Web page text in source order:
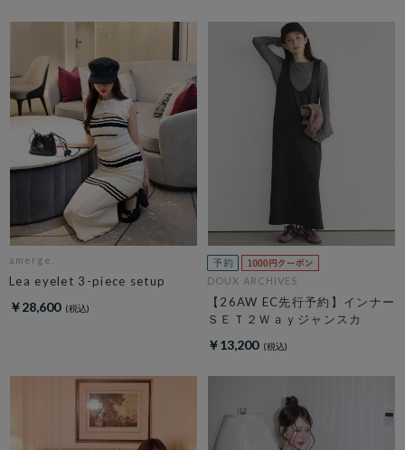
amerge.
Lea eyelet 3-piece setup
￥28,600
DOUX ARCHIVES
【26AW EC先行予約】インナー
ＳＥＴ２Ｗａｙジャンスカ
￥13,200